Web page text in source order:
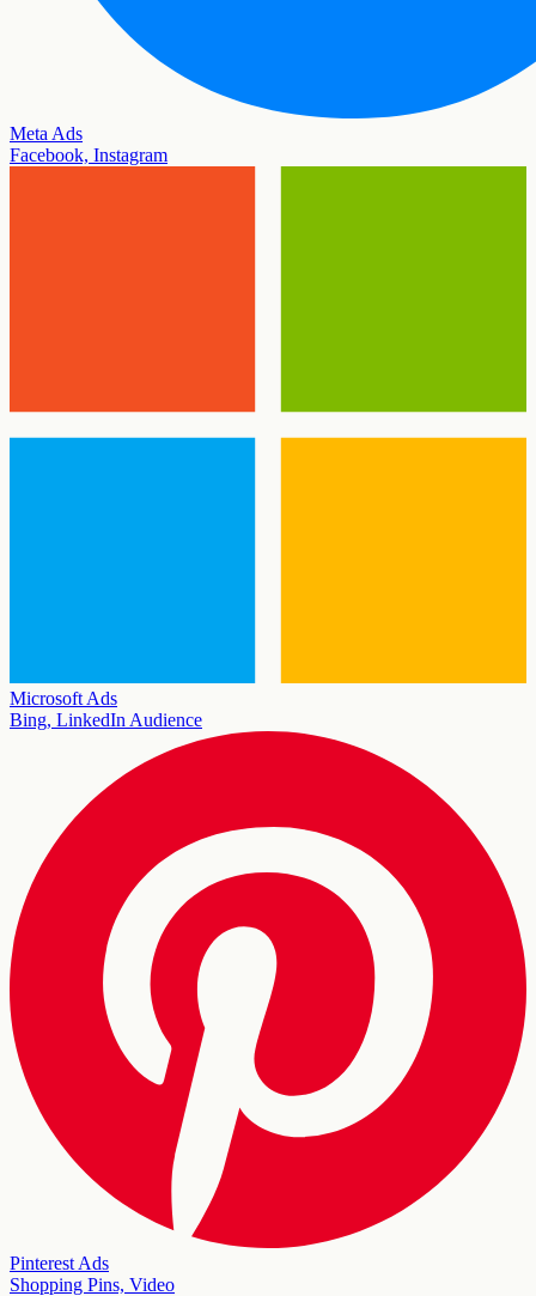
Meta Ads
Facebook, Instagram
Microsoft Ads
Bing, LinkedIn Audience
Pinterest Ads
Shopping Pins, Video